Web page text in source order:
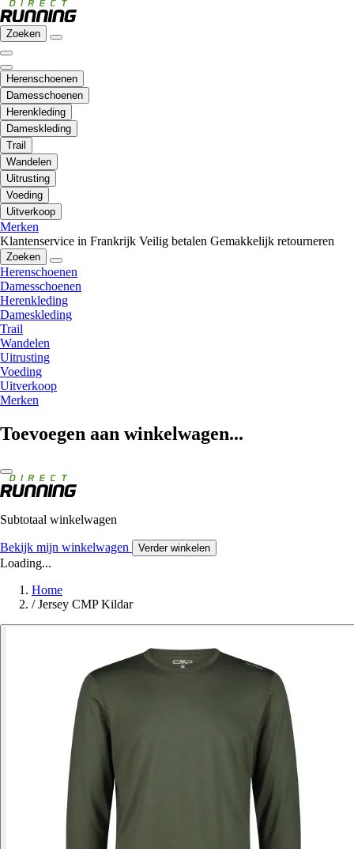
Zoeken
Herenschoenen
Damesschoenen
Herenkleding
Dameskleding
Trail
Wandelen
Uitrusting
Voeding
Uitverkoop
Merken
Klantenservice in Frankrijk Veilig betalen Gemakkelijk retourneren
Zoeken
Herenschoenen
Damesschoenen
Herenkleding
Dameskleding
Trail
Wandelen
Uitrusting
Voeding
Uitverkoop
Merken
Toevoegen aan winkelwagen...
Subtotaal winkelwagen
Bekijk mijn winkelwagen Verder winkelen
Loading...
Home
/ Jersey CMP Kildar